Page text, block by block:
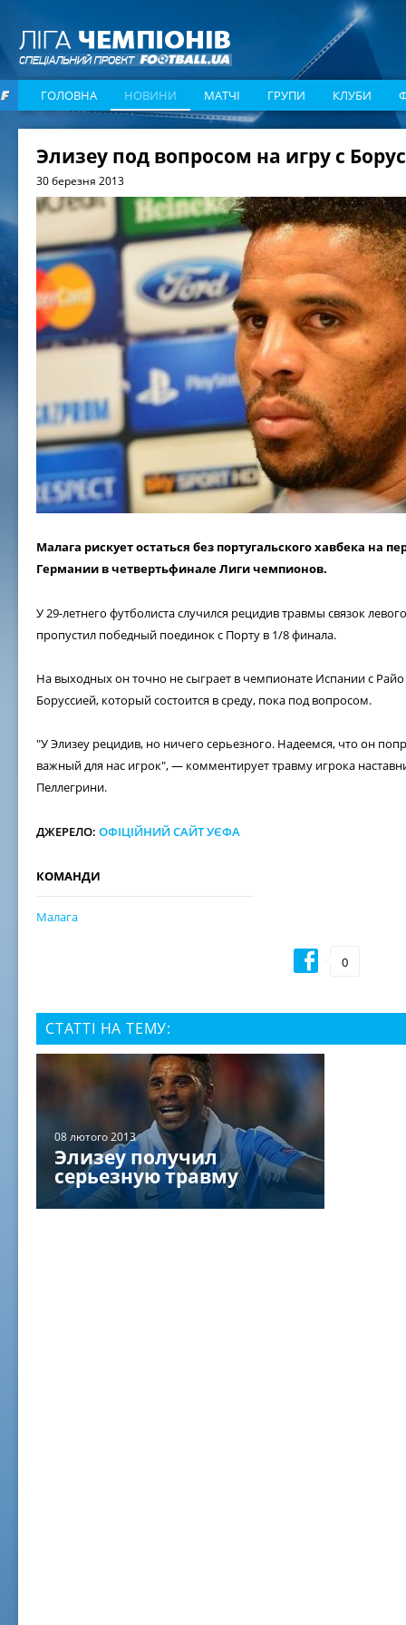
ГОЛОВНА НОВИНИ МАТЧІ ГРУПИ КЛУБИ
Элизеу под вопросом на игру с
30 березня 2013
Малага рискует остаться без португальского хавбека на
Германии в четвертьфинале Лиги чемпионов.
У 29-летнего футболиста случился рецидив травмы связок
пропустил победный поединок с Порту в 1/8 финала.
На выходных он точно не сыграет в чемпионате Испании с Райо
Боруссией, который состоится в среду, пока под вопросом.
"У Элизеу рецидив, но ничего серьезного. Надеемся, что он
важный для нас игрок", — комментирует травму игрока
Пеллегрини.
ДЖЕРЕЛО: ОФІЦІЙНИЙ САЙТ УЄФА
КОМАНДИ
Малага
0
СТАТТІ НА ТЕМУ:
08 лютого 2013
Элизеу получил
серьезную травму